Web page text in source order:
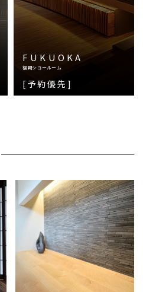
FUKUOKA
福岡ショールーム
[予約優先]